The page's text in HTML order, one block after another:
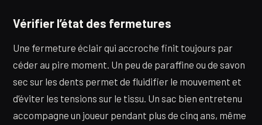
Vérifier l’état des fermetures
Une fermeture éclair qui accroche finit toujours par
céder au pire moment. Un peu de paraffine ou de savon
sec sur les dents permet de fluidifier le mouvement et
d’éviter les tensions sur le tissu. Un sac bien entretenu
accompagne un joueur pendant plus de cinq ans, même